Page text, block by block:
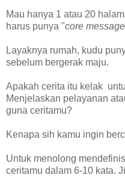
Mau hanya 1 atau 20
harus punya "core message
Layaknya rumah, kudu
sebelum bergerak maju.
Apakah cerita itu kelak
Menjelaskan pelayanan
guna ceritamu?
Kenapa sih kamu ingin
Untuk menolong
ceritamu dalam 6-10 kata.